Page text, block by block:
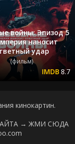
войны: Эпизод 5
наносит
удар
(фильм)
8.7
кинокартин.
→ ЖМИ СЮДА